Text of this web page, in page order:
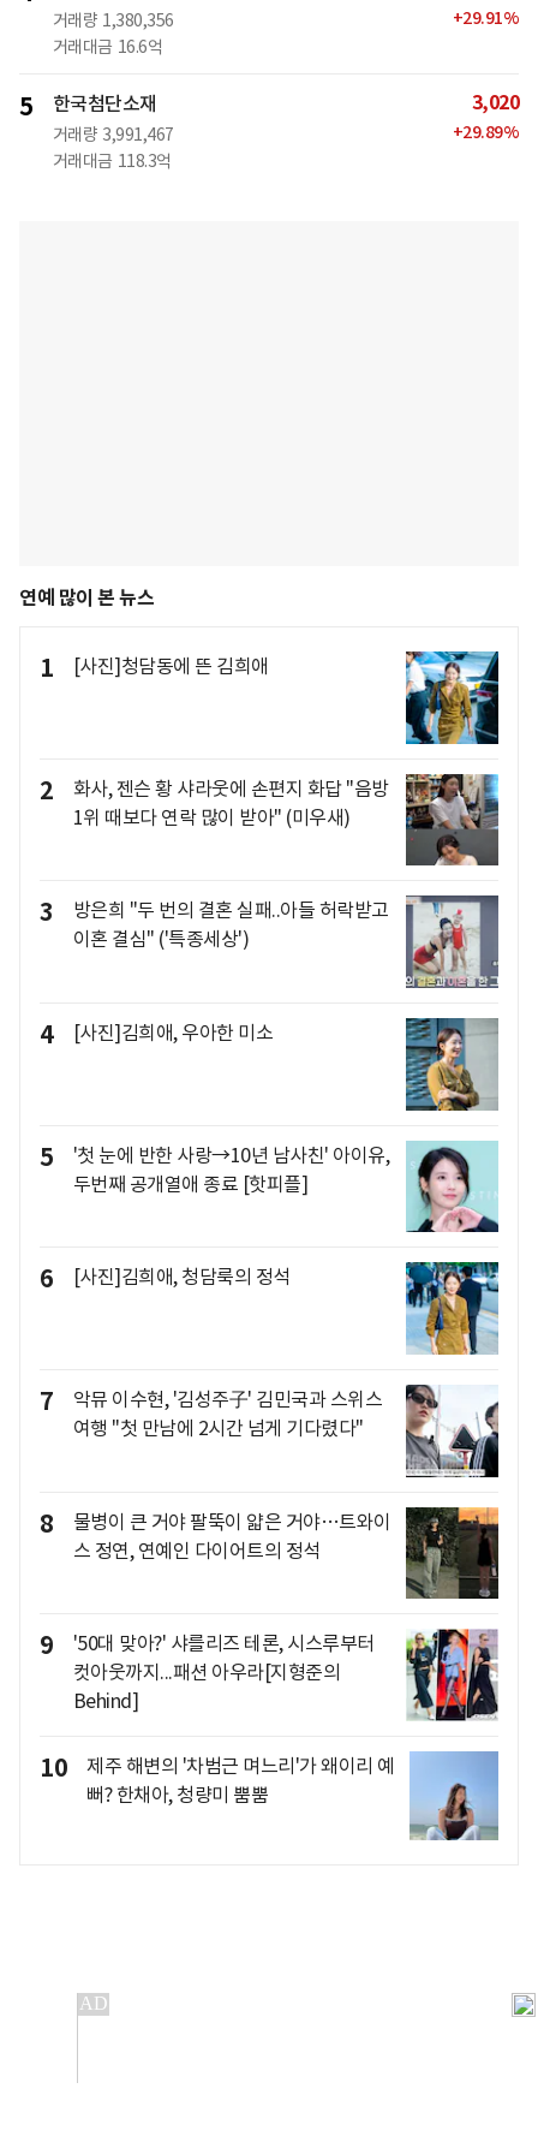
거래량 1,380,356
거래대금 16.6억
+29.91%
5 한국첨단소재
거래량 3,991,467
거래대금 118.3억
3,020
+29.89%
연예 많이 본 뉴스
1 [사진]청담동에 뜬 김희애
2
화사, 젠슨 황 샤라웃에 손편지 화답 "음방
1위 때보다 연락 많이 받아" (미우새)
3
방은희 "두 번의 결혼 실패..아들 허락받고
이혼 결심" ('특종세상')
4 [사진]김희애, 우아한 미소
5
'첫 눈에 반한 사랑→10년 남사친' 아이유,
두번째 공개열애 종료 [핫피플]
6 [사진]김희애, 청담룩의 정석
7
악뮤 이수현, '김성주子' 김민국과 스위스
여행 "첫 만남에 2시간 넘게 기다렸다"
8
물병이 큰 거야 팔뚝이 얇은 거야…트와이
스 정연, 연예인 다이어트의 정석
9
'50대 맞아?' 샤를리즈 테론, 시스루부터
컷아웃까지...패션 아우라[지형준의
Behind]
10
제주 해변의 '차범근 며느리'가 왜이리 예
뻐? 한채아, 청량미 뿜뿜